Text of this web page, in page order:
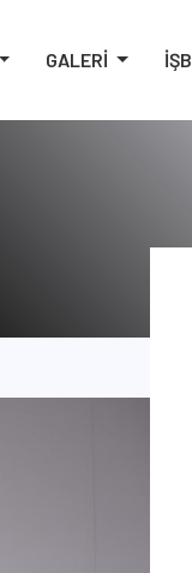
GALERİ